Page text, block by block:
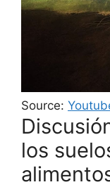
Source:
los